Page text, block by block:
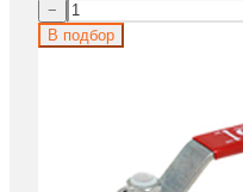
−
В подбор